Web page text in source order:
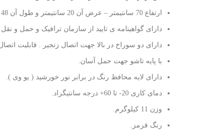
ارتفاع 70 سانتیمتر – عرض آن 20 سانتیمتر و طول آن 48 می باشد
دارای گواهینامه ی تایید از سازمان ترافیک و حمل و نقل
دارای دو سوراخ در بالا جهت اتصال زنجیر . قابلیت
با پایه تاشو جهت حمل آسان.
دارای لایه محافظ رنگ در برابر نور خورشید ( یو وی ).
دمای کاری 20- تا 60+ درجه سانتیگراد.
وزن 11 کیلوگرم.
رنگ قرمز.